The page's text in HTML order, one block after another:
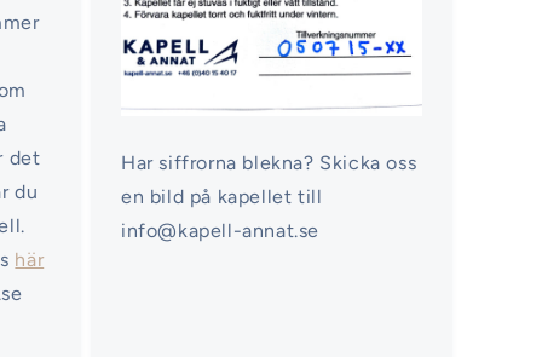
det
du
här
Har siffrorna blekna? Skicka oss
en bild på kapellet till
info@kapell-annat.se